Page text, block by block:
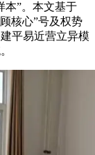
本”。本文基于
核心”号及权势
平易近营立异模